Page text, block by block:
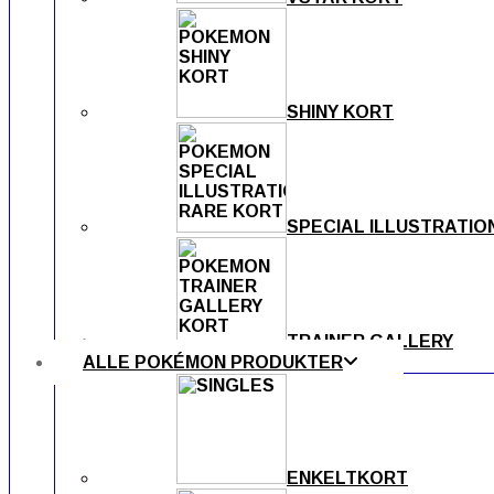
SHINY KORT
SPECIAL
TRAINER GALLERY
ALLE POKÉMON PRODUKTER
ENKELTKORT